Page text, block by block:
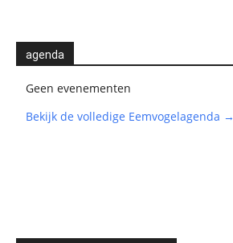
agenda
Geen evenementen
Bekijk de volledige Eemvogelagenda →